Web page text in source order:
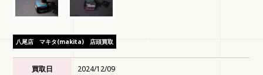
八尾店 マキタ(makita) 店頭買取
買取日 2024/12/09